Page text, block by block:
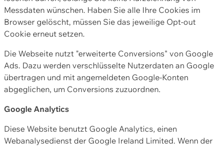
Messdaten wünschen. Haben Sie alle Ihre Cookies im
Browser gelöscht, müssen Sie das jeweilige Opt-out
Cookie erneut setzen.
Die Webseite nutzt "erweiterte Conversions" von Google
Ads. Dazu werden verschlüsselte Nutzerdaten an Google
übertragen und mit angemeldeten Google-Konten
abgeglichen, um Conversions zuzuordnen.
Google Analytics
Diese Website benutzt Google Analytics, einen
Webanalysedienst der Google Ireland Limited. Wenn der